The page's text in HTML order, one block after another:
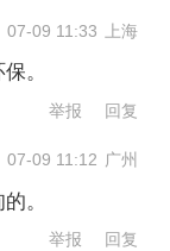
降雨引发
高于平均
北部、伊
07-09 11:33 上海
。
举报 回复
07-09 11:12 广州
。
举报 回复